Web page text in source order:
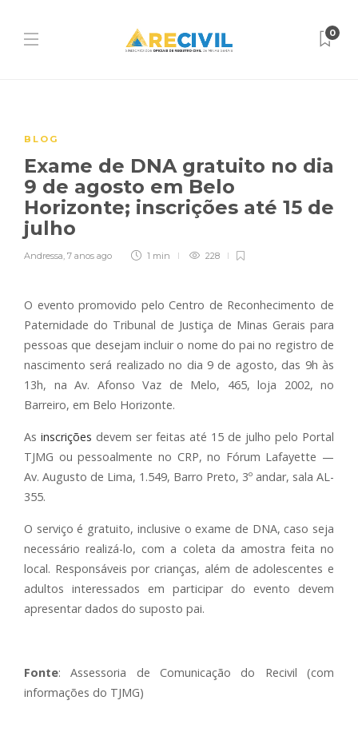
0
BLOG
Exame de DNA gratuito no dia
9 de agosto em Belo
Horizonte; inscrições até 15 de
julho
Andressa, 7 anos ago 1 min 228
O evento promovido pelo Centro de Reconhecimento de
Paternidade do Tribunal de Justiça de Minas Gerais para
pessoas que desejam incluir o nome do pai no registro de
nascimento será realizado no dia 9 de agosto, das 9h às
13h, na Av. Afonso Vaz de Melo, 465, loja 2002, no
Barreiro, em Belo Horizonte.
As inscrições devem ser feitas até 15 de julho pelo Portal
TJMG ou pessoalmente no CRP, no Fórum Lafayette —
Av. Augusto de Lima, 1.549, Barro Preto, 3º andar, sala AL-
355.
O serviço é gratuito, inclusive o exame de DNA, caso seja
necessário realizá-lo, com a coleta da amostra feita no
local. Responsáveis por crianças, além de adolescentes e
adultos interessados em participar do evento devem
apresentar dados do suposto pai.
Fonte: Assessoria de Comunicação do Recivil (com
informações do TJMG)